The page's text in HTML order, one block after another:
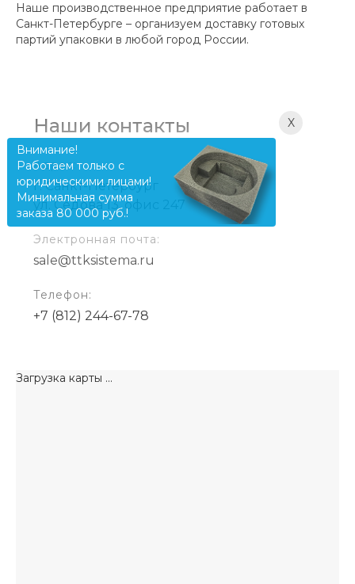
Наше производственное предприятие работает в
Санкт-Петербурге – организуем доставку готовых
партий упаковки в любой город России.
Наши контакты
Адрес:
г. Санкт-Петербург
ул. Седова 13, офис 247
Электронная почта:
sale@ttksistema.ru
Телефон:
+7 (812) 244-67-78
Загрузка карты ...
X
Внимание!
Работаем только с
юридическими лицами!
Минимальная сумма
заказа 80 000 руб.!